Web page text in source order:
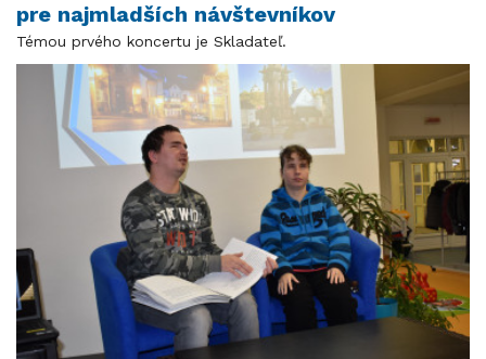
pre najmladších návštevníkov
Témou prvého koncertu je Skladateľ.